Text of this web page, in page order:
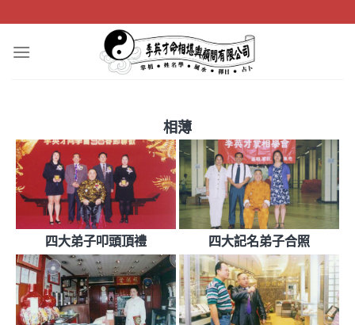
to
content
相薄
四大弟子叩頭頂禮 四大記名弟子合照